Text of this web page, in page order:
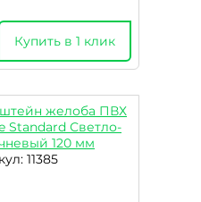
Купить в 1 клик
желоба ПВХ
Standard Светло-
120 мм
11385